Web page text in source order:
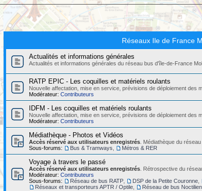
Réseaux Ile de France
Actualités et informations générales
Actualités et informations générales du réseau bus d'île-de-France
RATP EPIC - Les coquilles et matériels roulants
Nouvelle affectation, mise en service, prévisions de déploiement des
Modérateur: Contributeurs
IDFM - Les coquilles et matériels roulants
Nouvelle affectation, mise en service, prévisions de déploiement des
Modérateur: Contributeurs
Médiathèque - Photos et Vidéos
Accès réservé aux utilisateurs enregistrés . Médiathèque du
Sous-forums:
Bus & Tramways Métros & RER
Voyage à travers le passé
Accès réservé aux utilisateurs enregistrés . Rétrospective du
Modérateur: Contributeurs
Sous-forums:
Réseau de bus RATP DSP de la Petite Couronne
Réseaux et transporteurs APTR / Optile
Réseau de bus Noctilien